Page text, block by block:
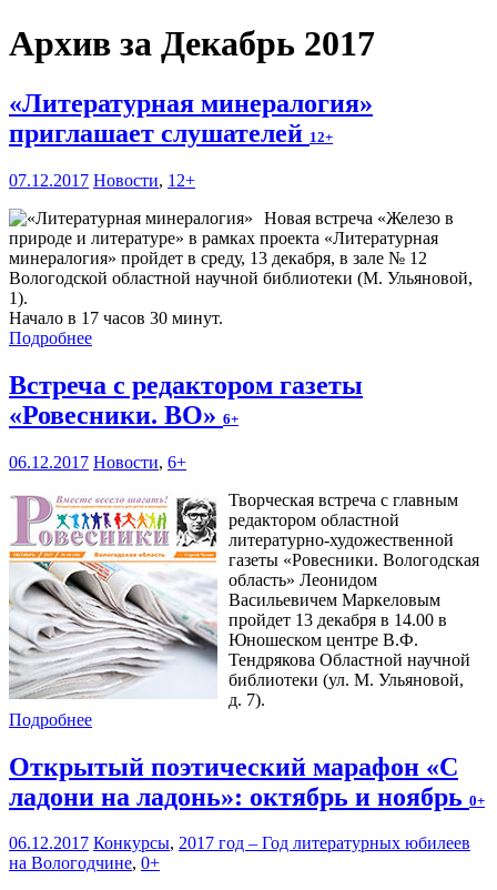
Архив за Декабрь 2017
«Литературная минералогия»
приглашает слушателей 12+
07.12.2017 Новости, 12+
Новая встреча «Железо в
природе и литературе» в рамках проекта «Литературная
минералогия» пройдет в среду, 13 декабря, в зале № 12
Вологодской областной научной библиотеки (М. Ульяновой,
1).
Начало в 17 часов 30 минут.
Подробнее
Встреча с редактором газеты
«Ровесники. ВО» 6+
06.12.2017 Новости, 6+
Творческая встреча с главным
редактором областной
литературно-художественной
газеты «Ровесники. Вологодская
область» Леонидом
Васильевичем Маркеловым
пройдет 13 декабря в 14.00 в
Юношеском центре В.Ф.
Тендрякова Областной научной
библиотеки (ул. М. Ульяновой,
д. 7).
Подробнее
Открытый поэтический марафон «С
ладони на ладонь»: октябрь и ноябрь 0+
06.12.2017 Конкурсы, 2017 год – Год литературных юбилеев
на Вологодчине, 0+